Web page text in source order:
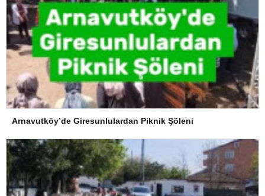
Arnavutköy’de Giresunlulardan Piknik Şöleni